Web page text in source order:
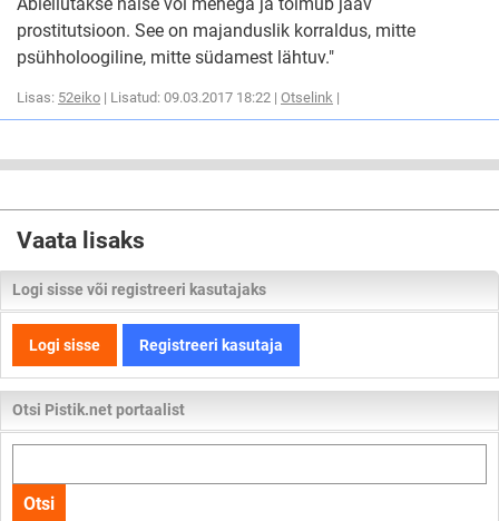
prostitutsioon. See on majanduslik korraldus, mitte
psühholoogiline, mitte südamest lähtuv."
Lisas: 52eiko | Lisatud: 09.03.2017 18:22 | Otselink |
Vaata lisaks
Logi sisse või registreeri kasutajaks
Logi sisse Registreeri kasutaja
Otsi Pistik.net portaalist
kogu
lehelt
Otsi